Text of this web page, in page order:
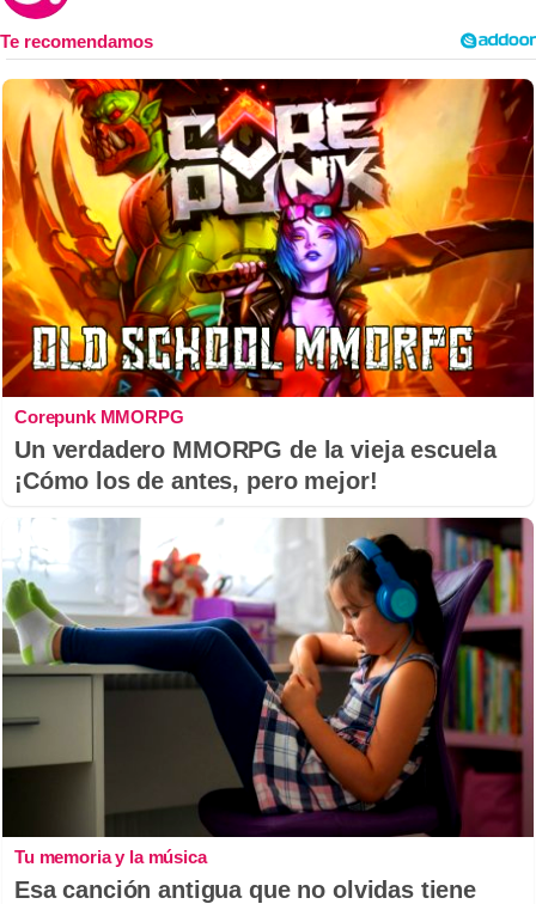
Corepunk MMORPG
Un verdadero MMORPG de la vieja escuela
¡Cómo los de antes, pero mejor!
Tu memoria y la música
Esa canción antigua que no olvidas tiene